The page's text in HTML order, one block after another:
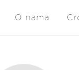
O nama